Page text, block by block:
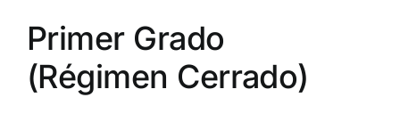
Primer Grado
(Régimen Cerrado)